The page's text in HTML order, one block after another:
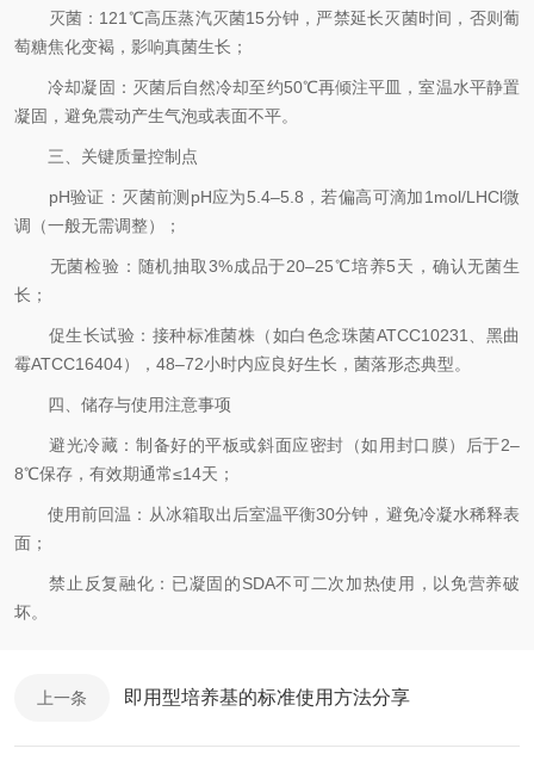
灭菌：121℃高压蒸汽灭菌15分钟，严禁延长灭菌时间，否则葡
萄糖焦化变褐，影响真菌生长；
冷却凝固：灭菌后自然冷却至约50℃再倾注平皿，室温水平静置
凝固，避免震动产生气泡或表面不平。
三、关键质量控制点
pH验证：灭菌前测pH应为5.4–5.8，若偏高可滴加1mol/LHCl微
调（一般无需调整）；
无菌检验：随机抽取3%成品于20–25℃培养5天，确认无菌生
长；
促生长试验：接种标准菌株（如白色念珠菌ATCC10231、黑曲
霉ATCC16404），48–72小时内应良好生长，菌落形态典型。
四、储存与使用注意事项
避光冷藏：制备好的平板或斜面应密封（如用封口膜）后于2–
8℃保存，有效期通常≤14天；
使用前回温：从冰箱取出后室温平衡30分钟，避免冷凝水稀释表
面；
禁止反复融化：已凝固的SDA不可二次加热使用，以免营养破
坏。
上一条 即用型培养基的标准使用方法分享